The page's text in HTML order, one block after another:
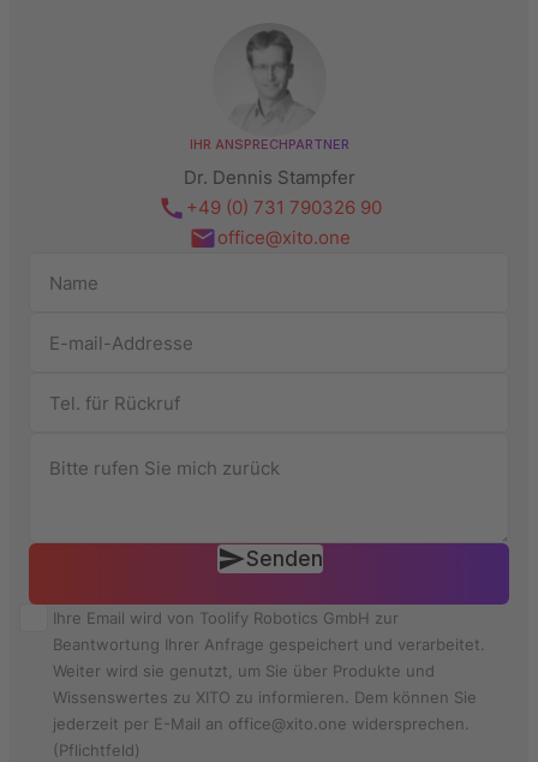
IHR ANSPRECHPARTNER
Dr. Dennis Stampfer
+49 (0) 731 790326 90
office@xito.one
Senden
Ihre Email wird von Toolify Robotics GmbH zur
Beantwortung Ihrer Anfrage gespeichert und verarbeitet.
Weiter wird sie genutzt, um Sie über Produkte und
Wissenswertes zu XITO zu informieren. Dem können Sie
jederzeit per E-Mail an office@xito.one widersprechen.
(Pflichtfeld)